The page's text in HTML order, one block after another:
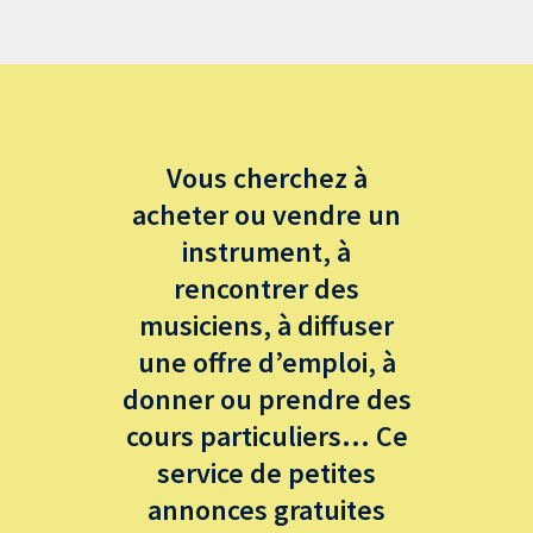
Vous cherchez à
acheter ou vendre un
instrument, à
rencontrer des
musiciens, à diffuser
une offre d’emploi, à
donner ou prendre des
cours particuliers... Ce
service de petites
annonces gratuites